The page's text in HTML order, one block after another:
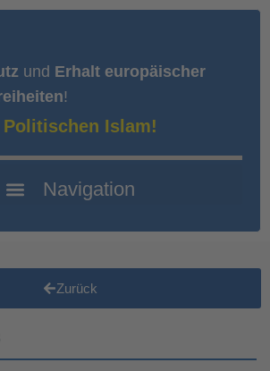
und Erhalt europäischer
!
Politischen Islam!
Zurück